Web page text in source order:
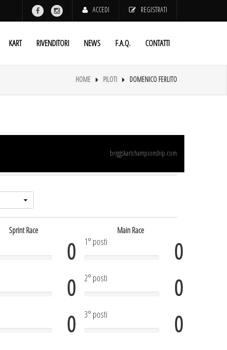
ACCEDI REGISTRATI
KART RIVENDITORI NEWS F.A.Q. CONTATTI
HOME PILOTI DOMENICO FERLITO
briggskartchampionship.com
Sprint Race Main Race
0 1° posti 0
0 2° posti 0
0 3° posti 0